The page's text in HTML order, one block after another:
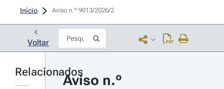
Início Aviso n.º 9013/2026/2
Voltar
Relacionados
Aviso n.º